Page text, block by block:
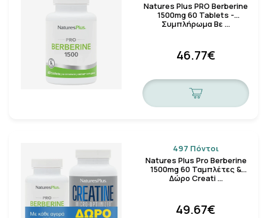
Natures Plus PRO Berberine
1500mg 60 Tablets -
Συμπλήρωμα Βε …
46.77€
497 Πόντοι
Natures Plus Pro Berberine
1500mg 60 Ταμπλέτες &
Δώρο Creati …
49.67€